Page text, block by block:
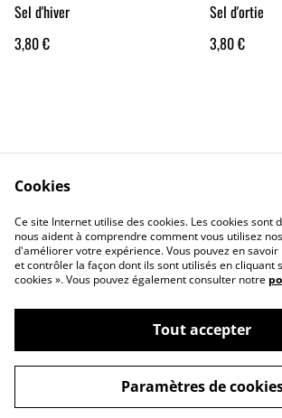
Sel d'hiver
3,80 €
Sel d'ortie
3,80 €
Privacy Policy
Cookie
©2026Brin d'Ortie
Cookies
Ce site Internet utilise des cookies. Les cookies sont
nous aident à comprendre comment vous utilisez
d'améliorer votre expérience. Vous pouvez en savoir
et contrôler la façon dont ils sont utilisés en cliquant
cookies ». Vous pouvez également consulter notre
Tout accepter
Paramètres de